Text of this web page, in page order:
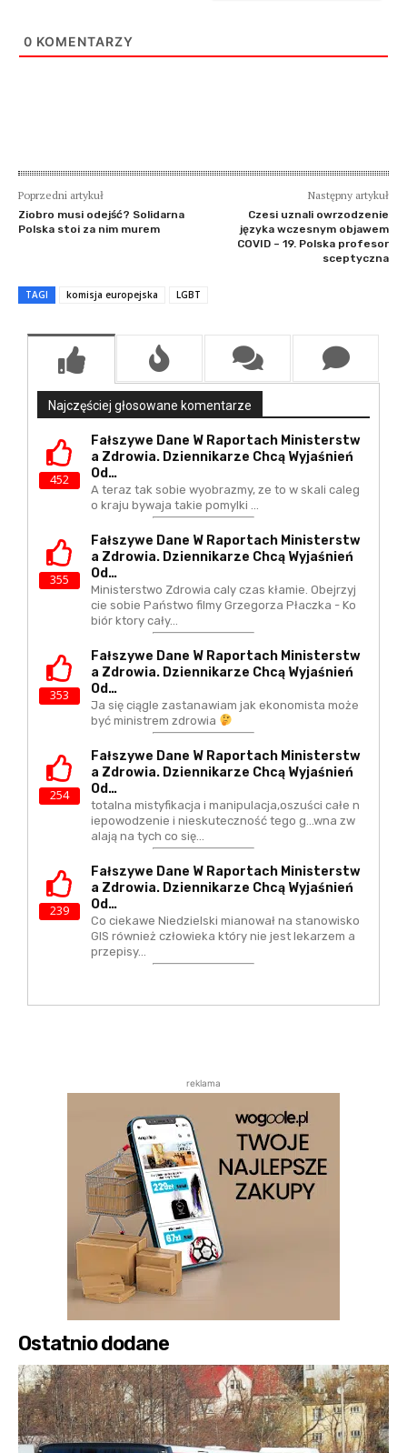
0 KOMENTARZY
Poprzedni artykuł
Ziobro musi odejść? Solidarna
Polska stoi za nim murem
Następny artykuł
Czesi uznali owrzodzenie
języka wczesnym objawem
COVID – 19. Polska profesor
sceptyczna
TAGI komisja europejska LGBT
Najczęściej głosowane komentarze
452
Fałszywe Dane W Raportach Ministerstw
A Zdrowia. Dziennikarze Chcą Wyjaśnień
Od…
A teraz tak sobie wyobrazmy, ze to w skali caleg
o kraju bywaja takie pomylki ...
355
Fałszywe Dane W Raportach Ministerstw
A Zdrowia. Dziennikarze Chcą Wyjaśnień
Od…
Ministerstwo Zdrowia caly czas kłamie. Obejrzyj
cie sobie Państwo filmy Grzegorza Płaczka - Ko
biór ktory cały…
353
Fałszywe Dane W Raportach Ministerstw
A Zdrowia. Dziennikarze Chcą Wyjaśnień
Od…
Ja się ciągle zastanawiam jak ekonomista może
być ministrem zdrowia
254
Fałszywe Dane W Raportach Ministerstw
A Zdrowia. Dziennikarze Chcą Wyjaśnień
Od…
totalna mistyfikacja i manipulacja,oszuści całe n
iepowodzenie i nieskuteczność tego g...wna zw
alają na tych co się…
239
Fałszywe Dane W Raportach Ministerstw
A Zdrowia. Dziennikarze Chcą Wyjaśnień
Od…
Co ciekawe Niedzielski mianował na stanowisko
GIS również człowieka który nie jest lekarzem a
przepisy…
reklama
Ostatnio dodane